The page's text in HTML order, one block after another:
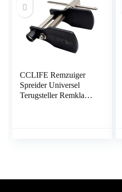
CCLIFE Remzuiger
Spreider Universel
Terugsteller Remklauw